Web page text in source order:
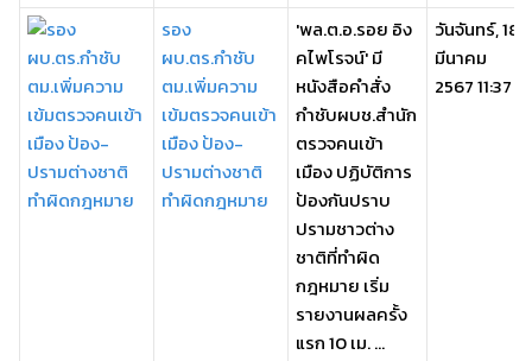
รอง
ผบ.ตร.กำชับ
ตม.เพิ่มความ
เข้มตรวจคนเข้า
เมือง ป้อง-
ปรามต่างชาติ
ทำผิดกฎหมาย
'พล.ต.อ.รอย อิง
คไพโรจน์' มี
หนังสือคำสั่ง
กำชับผบช.สำนัก
ตรวจคนเข้า
เมือง ปฏิบัติการ
ป้องกันปราบ
ปรามชาวต่าง
ชาติที่ทำผิด
กฎหมาย เริ่ม
รายงานผลครั้ง
แรก 10 เม. ...
วันจันทร์, 18
มีนาคม
2567 11:37